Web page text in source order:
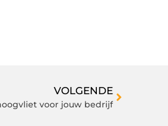
VOLGENDE
voor jouw bedrijf